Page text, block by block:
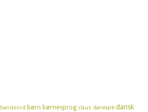
bandeord børn børnesprog claus danmark dansk